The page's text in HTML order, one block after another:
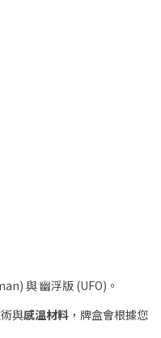
與 幽浮版 (UFO)。
與感溫材料 ，牌盒會根據您